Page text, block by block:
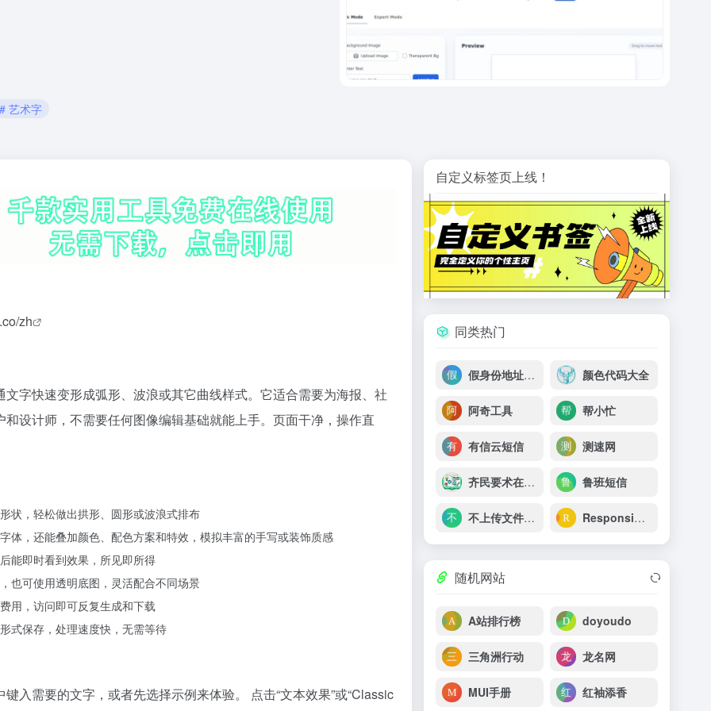
# 艺术字
zh
字快速变形成弧形、波浪或其它曲线样式。它适合需要为海报、社
设计师，不需要任何图像编辑基础就能上手。页面干净，操作直
状，轻松做出拱形、圆形或波浪式排布
体，还能叠加颜色、配色方案和特效，模拟丰富的手写或装饰质感
能即时看到效果，所见即所得
也可使用透明底图，灵活配合不同场景
用，访问即可反复生成和下载
式保存，处理速度快，无需等待
入需要的文字，或者先选择示例来体验。 点击“文本效果”或“Classic
自定义标签页上线！
同类热门
假身份地址生成器 颜色代码大全
阿奇工具 帮小忙
有信云短信 测速网
齐民要术在线工具网 鲁班短信
不上传文件的PDF工具箱，免注册永远免费 Responsinator
随机网站
A站排行榜 doyoudo
三角洲行动 龙名网
MUI手册 红袖添香